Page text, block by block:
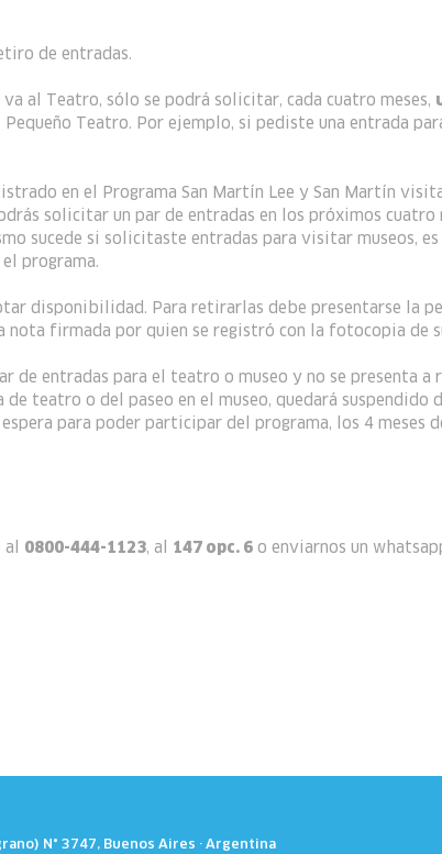
de entradas.
al Teatro, sólo se podrá solicitar, cada cuatro meses,
Teatro. Por ejemplo, si pediste una entrada
en el Programa San Martín Lee y San Martín
solicitar un par de entradas en los próximos
sucede si solicitaste entradas para visitar museos,
programa.
disponibilidad. Para retirarlas debe presentarse la
nota firmada por quien se registró con la fotocopia de
de entradas para el teatro o museo y no se presenta
teatro o del paseo en el museo, quedará
para poder participar del programa, los 4
0800-444-1123, al 147 opc. 6 o enviarnos un
N° 3747, Buenos Aires · Argentina